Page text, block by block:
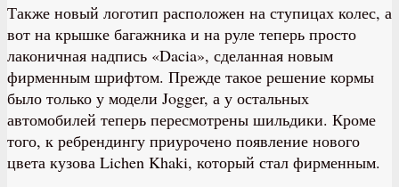
Также новый логотип расположен на ступицах колес, а
вот на крышке багажника и на руле теперь просто
лаконичная надпись «Dacia», сделанная новым
фирменным шрифтом. Прежде такое решение кормы
было только у модели Jogger, а у остальных
автомобилей теперь пересмотрены шильдики. Кроме
того, к ребрендингу приурочено появление нового
цвета кузова Lichen Khaki, который стал фирменным.